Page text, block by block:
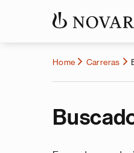
Home Carreras